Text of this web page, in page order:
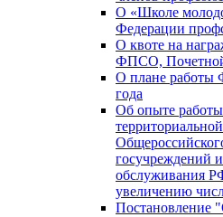
О «Школе
Федерации
О квоте на
ФПСО,
О плане работы
года
Об опыте
госучреждений
обслуживания
увеличению
Постановление